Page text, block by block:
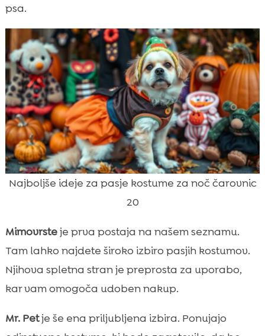
psa.
Najboljše ideje za pasje kostume za noč čarovnic
20
Mimovrsteje prva postaja na našem seznamu.
Tam lahko najdete široko izbiro pasjih kostumov.
Njihova spletna stran je preprosta za uporabo,
kar vam omogoča udoben nakup.
Mr. Petje še ena priljubljena izbira. Ponujajo